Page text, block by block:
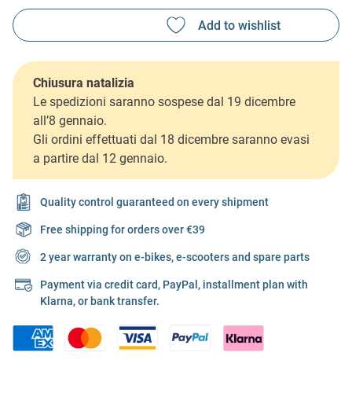
Chiusura natalizia
Le spedizioni saranno sospese dal 19 dicembre
all’8 gennaio.
Gli ordini effettuati dal 18 dicembre saranno evasi
a partire dal 12 gennaio.
Quality control guaranteed on every shipment
Free shipping for orders over €39
2 year warranty on e-bikes, e-scooters and spare parts
Payment via credit card, PayPal, installment plan with
Klarna, or bank transfer.